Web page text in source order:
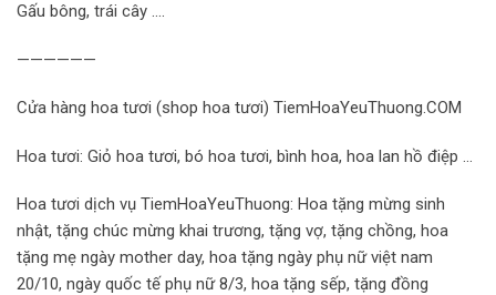
Gấu bông, trái cây ….
——————
Cửa hàng hoa tươi (shop hoa tươi) TiemHoaYeuThuong.COM
Hoa tươi: Giỏ hoa tươi, bó hoa tươi, bình hoa, hoa lan hồ điệp …
Hoa tươi dịch vụ TiemHoaYeuThuong: Hoa tặng mừng sinh
nhật, tặng chúc mừng khai trương, tặng vợ, tặng chồng, hoa
tặng mẹ ngày mother day, hoa tặng ngày phụ nữ việt nam
20/10, ngày quốc tế phụ nữ 8/3, hoa tặng sếp, tặng đồng